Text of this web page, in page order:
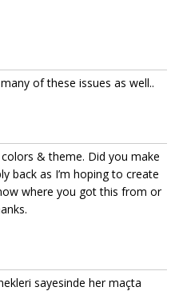
of these issues as well..
& theme. Did you make
back as I’m hoping to create
where you got this from or
sayesinde her maçta